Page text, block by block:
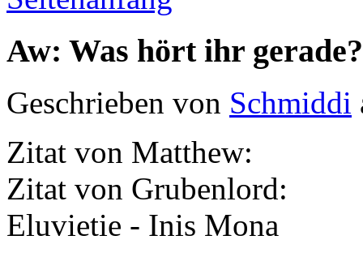
Aw: Was hört ihr gerade?
Geschrieben von Schmiddi
Zitat von Matthew:
Zitat von Grubenlord:
Eluvietie - Inis Mona